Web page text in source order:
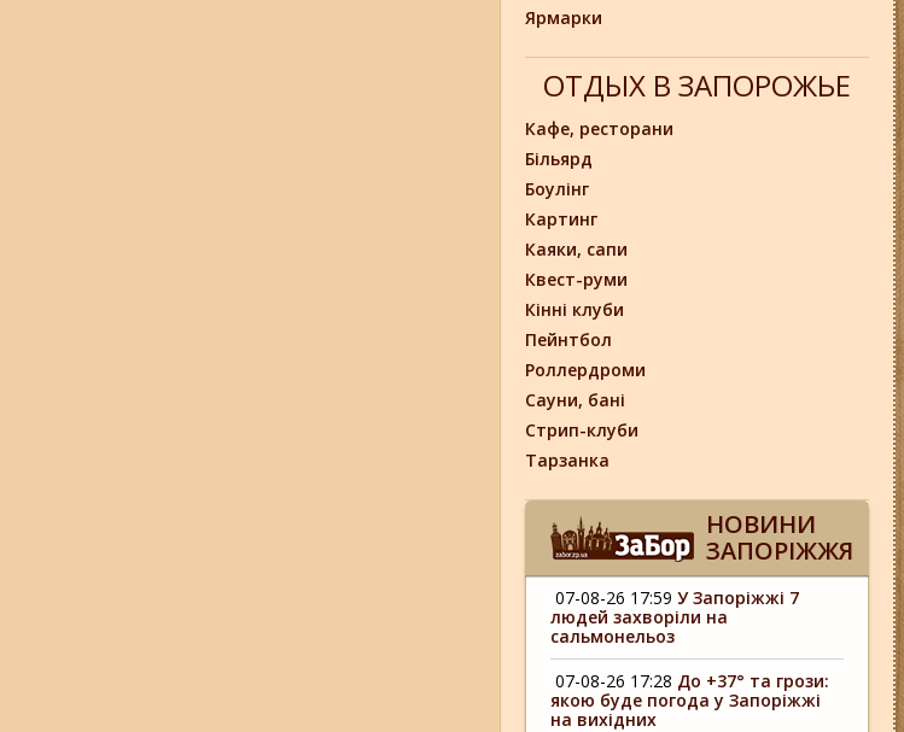
Ярмарки
ОТДЫХ В ЗАПОРОЖЬЕ
Кафе, ресторани
Більярд
Боулінг
Картинг
Каяки, сапи
Квест-руми
Кінні клуби
Пейнтбол
Роллердроми
Сауни, бані
Стрип-клуби
Тарзанка
НОВИНИ
ЗАПОРІЖЖЯ
07-08-26 17:59 У Запоріжжі 7
людей захворіли на
сальмонельоз
07-08-26 17:28 До +37° та грози:
якою буде погода у Запоріжжі
на вихідних